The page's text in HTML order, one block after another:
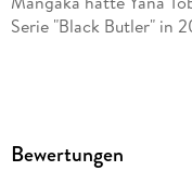
Serie "Black Butler" in
Bewertungen